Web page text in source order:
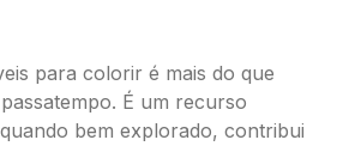
para colorir é mais do que
É um recurso
bem explorado, contribui